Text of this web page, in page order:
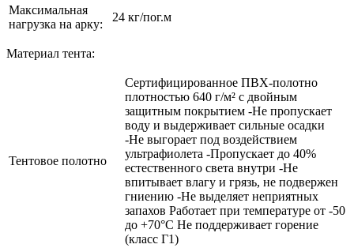
Максимальная
нагрузка на арку:
24 кг/пог.м
Материал тента:
Тентовое полотно
Сертифицированное ПВХ-полотно
плотностью 640 г/м² с двойным
защитным покрытием -Не пропускает
воду и выдерживает сильные осадки
-Не выгорает под воздействием
ультрафиолета -Пропускает до 40%
естественного света внутри -Не
впитывает влагу и грязь, не подвержен
гниению -Не выделяет неприятных
запахов Работает при температуре от -50
до +70°C Не поддерживает горение
(класс Г1)